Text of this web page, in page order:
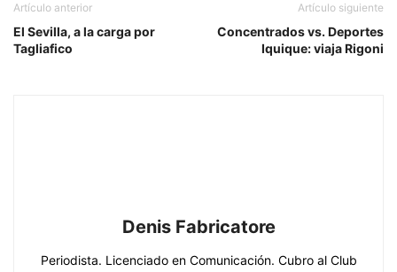
Artículo anterior
El Sevilla, a la carga por
Tagliafico
Artículo siguiente
Concentrados vs. Deportes
Iquique: viaja Rigoni
Denis Fabricatore
Periodista. Licenciado en Comunicación. Cubro al Club